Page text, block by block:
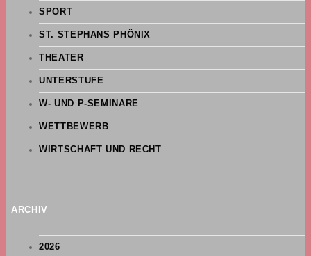
SPORT
ST. STEPHANS PHÖNIX
THEATER
UNTERSTUFE
W- UND P-SEMINARE
WETTBEWERB
WIRTSCHAFT UND RECHT
ARCHIV
2026